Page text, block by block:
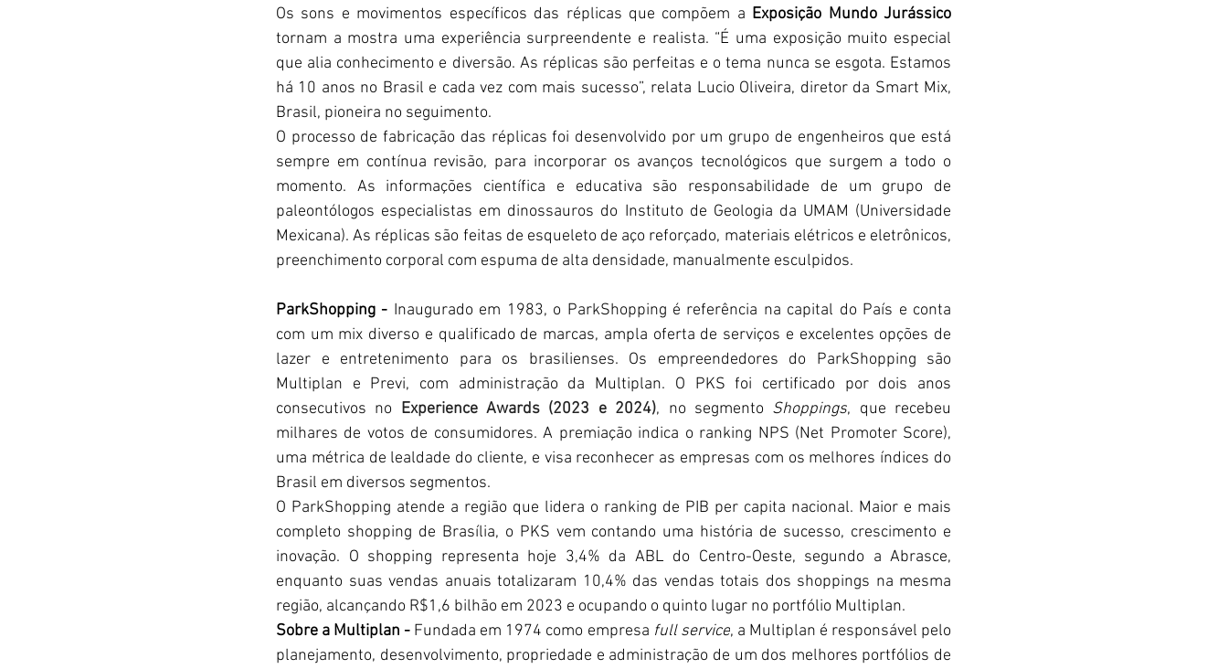
Os sons e movimentos específicos das réplicas que compõem a Exposição Mundo Jurássico
tornam a mostra uma experiência surpreendente e realista. “É uma exposição muito especial
que alia conhecimento e diversão. As réplicas são perfeitas e o tema nunca se esgota. Estamos
há 10 anos no Brasil e cada vez com mais sucesso”, relata Lucio Oliveira, diretor da Smart Mix,
Brasil, pioneira no seguimento.
O processo de fabricação das réplicas foi desenvolvido por um grupo de engenheiros que está
sempre em contínua revisão, para incorporar os avanços tecnológicos que surgem a todo o
momento. As informações científica e educativa são responsabilidade de um grupo de
paleontólogos especialistas em dinossauros do Instituto de Geologia da UMAM (Universidade
Mexicana). As réplicas são feitas de esqueleto de aço reforçado, materiais elétricos e eletrônicos,
preenchimento corporal com espuma de alta densidade, manualmente esculpidos.
ParkShopping - Inaugurado em 1983, o ParkShopping é referência na capital do País e conta
com um mix diverso e qualificado de marcas, ampla oferta de serviços e excelentes opções de
lazer e entretenimento para os brasilienses. Os empreendedores do ParkShopping são
Multiplan e Previ, com administração da Multiplan. O PKS foi certificado por dois anos
consecutivos no Experience Awards (2023 e 2024), no segmento Shoppings, que recebeu
milhares de votos de consumidores. A premiação indica o ranking NPS (Net Promoter Score),
uma métrica de lealdade do cliente, e visa reconhecer as empresas com os melhores índices do
Brasil em diversos segmentos.
O ParkShopping atende a região que lidera o ranking de PIB per capita nacional. Maior e mais
completo shopping de Brasília, o PKS vem contando uma história de sucesso, crescimento e
inovação. O shopping representa hoje 3,4% da ABL do Centro-Oeste, segundo a Abrasce,
enquanto suas vendas anuais totalizaram 10,4% das vendas totais dos shoppings na mesma
região, alcançando R$1,6 bilhão em 2023 e ocupando o quinto lugar no portfólio Multiplan.
Sobre a Multiplan - Fundada em 1974 como empresa full service, a Multiplan é responsável pelo
planejamento, desenvolvimento, propriedade e administração de um dos melhores portfólios de